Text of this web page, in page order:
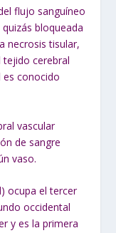
flujo sanguíneo
bloqueada
necrosis tisular,
tejido cerebral
es conocido
vascular
de sangre
vaso.
ocupa el tercer
occidental
y es la primera